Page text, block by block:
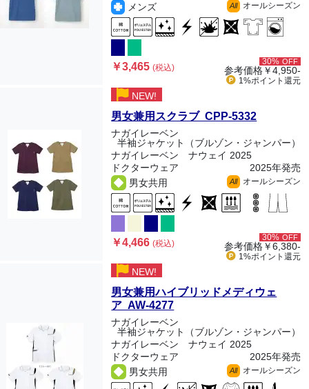
メンズ
All オールシーズン
￥3,465(税込)
30% OFF
参考価格￥4,950-
1%ポイント 還元
NEW!
男女兼用スクラブ CPP-5332
ナガイレーベン
半袖ジャケット（ブルゾン・ジャンパー）
ナガイレーベン ナウェイ 2025
ドクターウェア
2025年発売
男女共用
All オールシーズン
￥4,466(税込)
30% OFF
参考価格￥6,380-
1%ポイント 還元
NEW!
男女兼用ハイブリッドメディウェ
ア AW-4277
ナガイレーベン
半袖ジャケット（ブルゾン・ジャンパー）
ナガイレーベン ナウェイ 2025
ドクターウェア
2025年発売
男女共用
All オールシーズン